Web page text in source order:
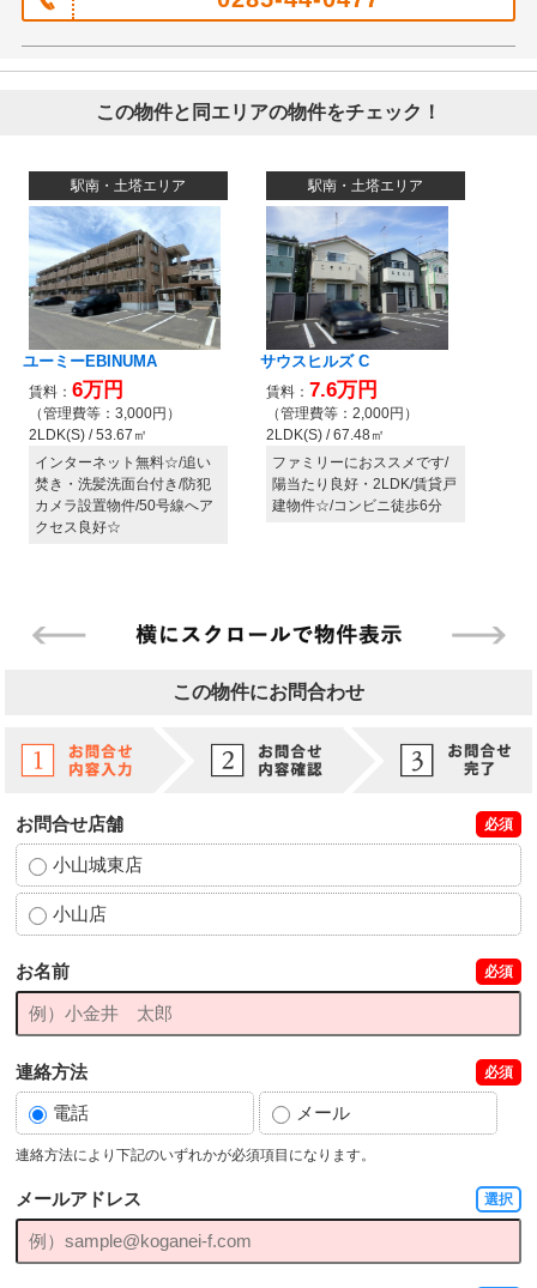
この物件と同エリアの物件をチェック！
この物件にお問合わせ
お問合せ店舗 必須
小山城東店
小山店
お名前 必須
連絡方法 必須
電話 メール
連絡方法により下記のいずれかが必須項目になります。
メールアドレス 選択